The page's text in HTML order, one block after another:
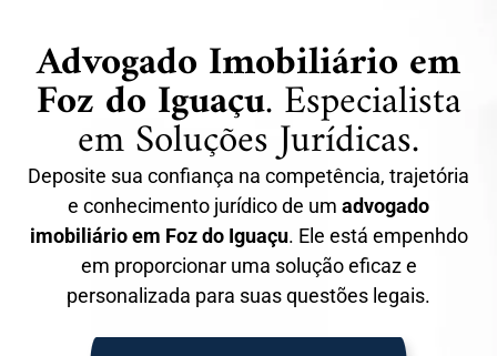
Advogado Imobiliário em
Foz do Iguaçu. Especialista
em Soluções Jurídicas.
Deposite sua confiança na competência, trajetória
e conhecimento jurídico de um advogado
imobiliário em Foz do Iguaçu. Ele está empenhdo
em proporcionar uma solução eficaz e
personalizada para suas questões legais.